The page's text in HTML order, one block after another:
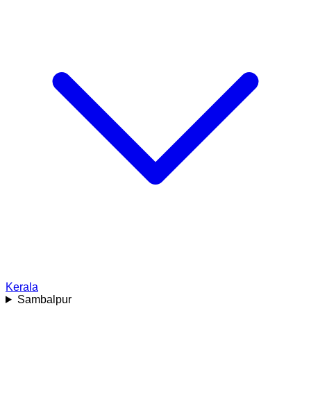
Kerala
Sambalpur